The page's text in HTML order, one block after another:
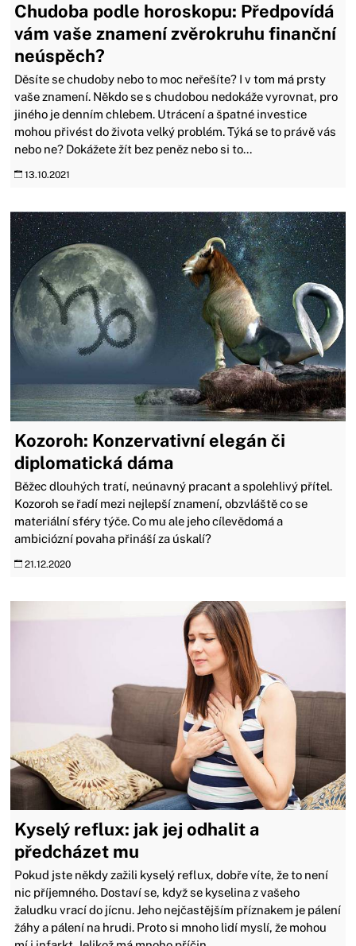
Chudoba podle horoskopu: Předpovídá
vám vaše znamení zvěrokruhu finanční
neúspěch?
Děsíte se chudoby nebo to moc neřešíte? I v tom má prsty
vaše znamení. Někdo se s chudobou nedokáže vyrovnat, pro
jiného je denním chlebem. Utrácení a špatné investice
mohou přivést do života velký problém. Týká se to právě vás
nebo ne? Dokážete žít bez peněz nebo si to...
13.10.2021
Kozoroh: Konzervativní elegán či
diplomatická dáma
Běžec dlouhých tratí, neúnavný pracant a spolehlivý přítel.
Kozoroh se řadí mezi nejlepší znamení, obzvláště co se
materiální sféry týče. Co mu ale jeho cílevědomá a
ambiciózní povaha přináší za úskalí?
21.12.2020
Kyselý reflux: jak jej odhalit a
předcházet mu
Pokud jste někdy zažili kyselý reflux, dobře víte, že to není
nic příjemného. Dostaví se, když se kyselina z vašeho
žaludku vrací do jícnu. Jeho nejčastějším příznakem je pálení
žáhy a pálení na hrudi. Proto si mnoho lidí myslí, že mohou